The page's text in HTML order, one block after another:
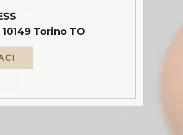
Torino TO